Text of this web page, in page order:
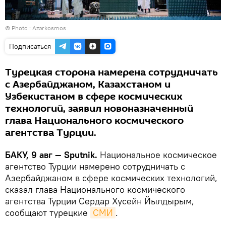
© Photo : Azərkosmos
Подписаться
Турецкая сторона намерена сотрудничать
с Азербайджаном, Казахстаном и
Узбекистаном в сфере космических
технологий, заявил новоназначенный
глава Национального космического
агентства Турции.
БАКУ, 9 авг — Sputnik. Национальное космическое
агентство Турции намерено сотрудничать с
Азербайджаном в сфере космических технологий,
сказал глава Национального космического
агентства Турции Сердар Хусейн Йылдырым,
сообщают турецкие СМИ .